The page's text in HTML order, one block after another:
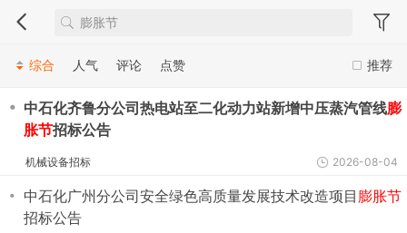
推荐
综合 人气 评论 点赞
・ 中石化齐鲁分公司热电站至二化动力站新增中压蒸汽管线膨
胀节招标公告
机械设备招标 2026-08-04
・ 中石化广州分公司安全绿色高质量发展技术改造项目 膨胀节
招标公告